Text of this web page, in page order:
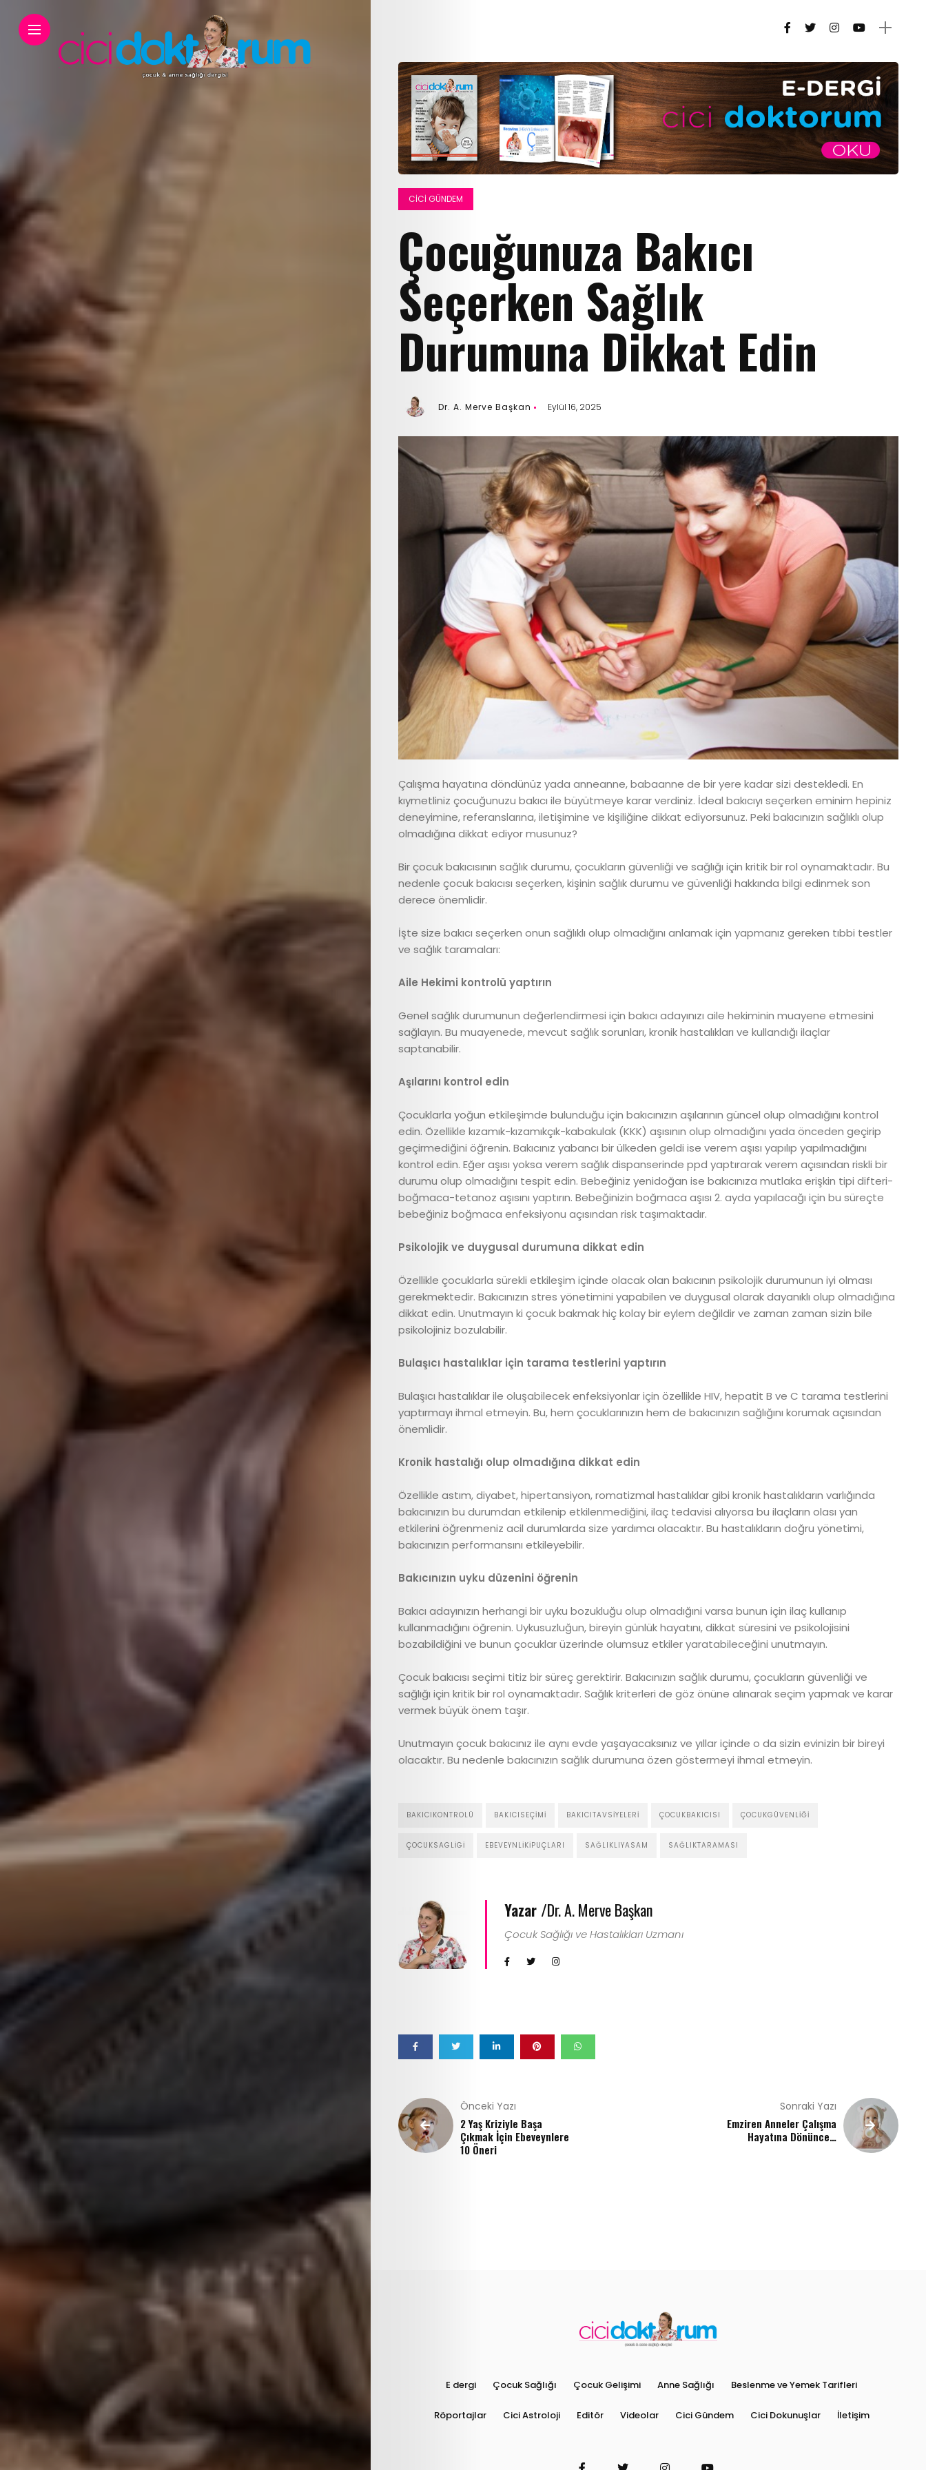
E
dergi
Çocuk
Sağlığı
Çocuk
Gelişimi
Anne
Sağlığı
Beslenme
ve
Yemek
Tarifleri
Röportajlar
Cici
Astroloji
Editör
Videolar
Cici
Gündem
Cici
Dokunuşlar
İletişim
Search
CICI GÜNDEM
Çocuğunuza Bakıcı
Seçerken Sağlık
Durumuna Dikkat Edin
Dr. A. Merve Başkan Eylül 16, 2025
Çalışma hayatına döndünüz yada anneanne, babaanne de bir yere kadar sizi destekledi. En
kıymetliniz çocuğunuzu bakıcı ile büyütmeye karar verdiniz. İdeal bakıcıyı seçerken eminim hepiniz
deneyimine, referanslarına, iletişimine ve kişiliğine dikkat ediyorsunuz. Peki bakıcınızın sağlıklı olup
olmadığına dikkat ediyor musunuz?
Bir çocuk bakıcısının sağlık durumu, çocukların güvenliği ve sağlığı için kritik bir rol oynamaktadır. Bu
nedenle çocuk bakıcısı seçerken, kişinin sağlık durumu ve güvenliği hakkında bilgi edinmek son
derece önemlidir.
İşte size bakıcı seçerken onun sağlıklı olup olmadığını anlamak için yapmanız gereken tıbbi testler
ve sağlık taramaları:
Aile Hekimi kontrolü yaptırın
Genel sağlık durumunun değerlendirmesi için bakıcı adayınızı aile hekiminin muayene etmesini
sağlayın. Bu muayenede, mevcut sağlık sorunları, kronik hastalıkları ve kullandığı ilaçlar
saptanabilir.
Aşılarını kontrol edin
Çocuklarla yoğun etkileşimde bulunduğu için bakıcınızın aşılarının güncel olup olmadığını kontrol
edin. Özellikle kızamık-kızamıkçık-kabakulak (KKK) aşısının olup olmadığını yada önceden geçirip
geçirmediğini öğrenin. Bakıcınız yabancı bir ülkeden geldi ise verem aşısı yapılıp yapılmadığını
kontrol edin. Eğer aşısı yoksa verem sağlık dispanserinde ppd yaptırarak verem açısından riskli bir
durumu olup olmadığını tespit edin. Bebeğiniz yenidoğan ise bakıcınıza mutlaka erişkin tipi difteri-
boğmaca-tetanoz aşısını yaptırın. Bebeğinizin boğmaca aşısı 2. ayda yapılacağı için bu süreçte
bebeğiniz boğmaca enfeksiyonu açısından risk taşımaktadır.
Psikolojik ve duygusal durumuna dikkat edin
Özellikle çocuklarla sürekli etkileşim içinde olacak olan bakıcının psikolojik durumunun iyi olması
gerekmektedir. Bakıcınızın stres yönetimini yapabilen ve duygusal olarak dayanıklı olup olmadığına
dikkat edin. Unutmayın ki çocuk bakmak hiç kolay bir eylem değildir ve zaman zaman sizin bile
psikolojiniz bozulabilir.
Bulaşıcı hastalıklar için tarama testlerini yaptırın
Bulaşıcı hastalıklar ile oluşabilecek enfeksiyonlar için özellikle HIV, hepatit B ve C tarama testlerini
yaptırmayı ihmal etmeyin. Bu, hem çocuklarınızın hem de bakıcınızın sağlığını korumak açısından
önemlidir.
Kronik hastalığı olup olmadığına dikkat edin
Özellikle astım, diyabet, hipertansiyon, romatizmal hastalıklar gibi kronik hastalıkların varlığında
bakıcınızın bu durumdan etkilenip etkilenmediğini, ilaç tedavisi alıyorsa bu ilaçların olası yan
etkilerini öğrenmeniz acil durumlarda size yardımcı olacaktır. Bu hastalıkların doğru yönetimi,
bakıcınızın performansını etkileyebilir.
Bakıcınızın uyku düzenini öğrenin
Bakıcı adayınızın herhangi bir uyku bozukluğu olup olmadığıni varsa bunun için ilaç kullanıp
kullanmadığını öğrenin. Uykusuzluğun, bireyin günlük hayatını, dikkat süresini ve psikolojisini
bozabildiğini ve bunun çocuklar üzerinde olumsuz etkiler yaratabileceğini unutmayın.
Çocuk bakıcısı seçimi titiz bir süreç gerektirir. Bakıcınızın sağlık durumu, çocukların güvenliği ve
sağlığı için kritik bir rol oynamaktadır. Sağlık kriterleri de göz önüne alınarak seçim yapmak ve karar
vermek büyük önem taşır.
Unutmayın çocuk bakıcınız ile aynı evde yaşayacaksınız ve yıllar içinde o da sizin evinizin bir bireyi
olacaktır. Bu nedenle bakıcınızın sağlık durumuna özen göstermeyi ihmal etmeyin.
BAKICIKONTROLÜ BAKICISEÇIMI BAKICITAVSIYELERI ÇOCUKBAKICISI ÇOCUKGÜVENLIĞI
ÇOCUKSAGLIGI EBEVEYNLIKIPUÇLARI SAĞLIKLIYASAM SAĞLIKTARAMASI
Yazar /Dr. A. Merve Başkan
Çocuk Sağlığı ve Hastalıkları Uzmanı
Önceki Yazı
2 Yaş Kriziyle Başa
Çıkmak İçin Ebeveynlere
10 Öneri
Sonraki Yazı
Emziren Anneler Çalışma
Hayatına Dönünce…
E dergi Çocuk Sağlığı Çocuk Gelişimi Anne Sağlığı Beslenme ve Yemek Tarifleri
Röportajlar Cici Astroloji Editör Videolar Cici Gündem Cici Dokunuşlar İletişim